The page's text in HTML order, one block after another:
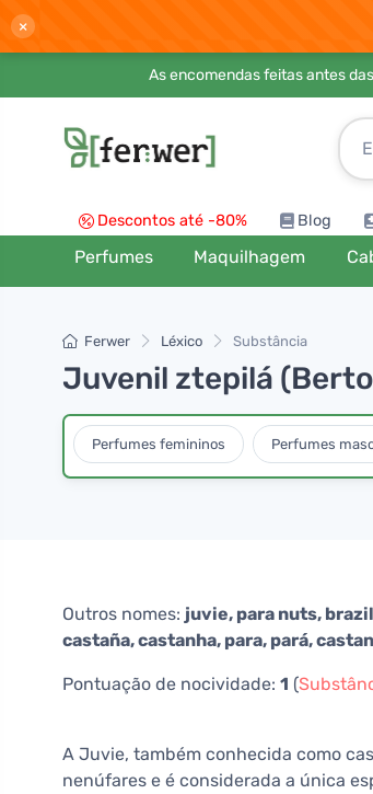
×
As encomendas feitas antes
Descontos até -80% Blog
Perfumes Maquilhagem
Ferwer Léxico Substância
Juvenil ztepilá
Perfumes femininos Perfumes
Outros nomes: juvie, para nuts,
castaña, castanha, para, pará,
Pontuação de nocividade: 1 (
A Juvie, também conhecida como
nenúfares e é considerada a única